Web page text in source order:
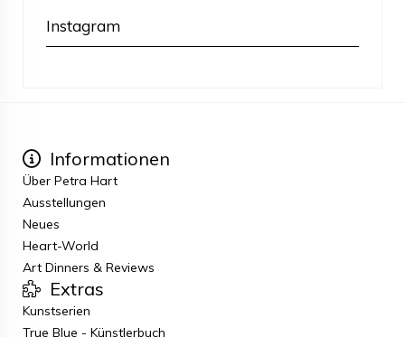
Instagram
Informationen
Über Petra Hart
Ausstellungen
Neues
Heart-World
Art Dinners & Reviews
Extras
Kunstserien
True Blue - Künstlerbuch